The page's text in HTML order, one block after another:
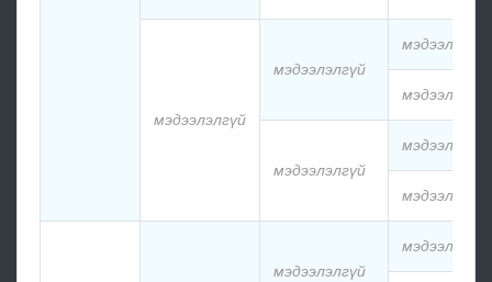
мэдээлэлгүй
мэдээлэлгүй
мэдээлэлгүй
мэдээлэлгүй